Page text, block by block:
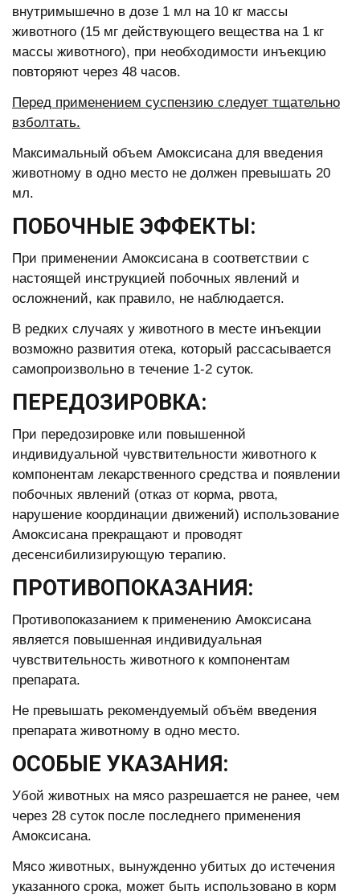
внутримышечно в дозе 1 мл на 10 кг массы
животного (15 мг действующего вещества на 1 кг
массы животного), при необходимости инъекцию
повторяют через 48 часов.
Перед применением суспензию следует тщательно
взболтать.
Максимальный объем Амоксисана для введения
животному в одно место не должен превышать 20
мл.
ПОБОЧНЫЕ ЭФФЕКТЫ:
При применении Амоксисана в соответствии с
настоящей инструкцией побочных явлений и
осложнений, как правило, не наблюдается.
В редких случаях у животного в месте инъекции
возможно развития отека, который рассасывается
самопроизвольно в течение 1-2 суток.
ПЕРЕДОЗИРОВКА:
При передозировке или повышенной
индивидуальной чувствительности животного к
компонентам лекарственного средства и появлении
побочных явлений (отказ от корма, рвота,
нарушение координации движений) использование
Амоксисана прекращают и проводят
десенсибилизирующую терапию.
ПРОТИВОПОКАЗАНИЯ:
Противопоказанием к применению Амоксисана
является повышенная индивидуальная
чувствительность животного к компонентам
препарата.
Не превышать рекомендуемый объём введения
препарата животному в одно место.
ОСОБЫЕ УКАЗАНИЯ:
Убой животных на мясо разрешается не ранее, чем
через 28 суток после последнего применения
Амоксисана.
Мясо животных, вынужденно убитых до истечения
указанного срока, может быть использовано в корм